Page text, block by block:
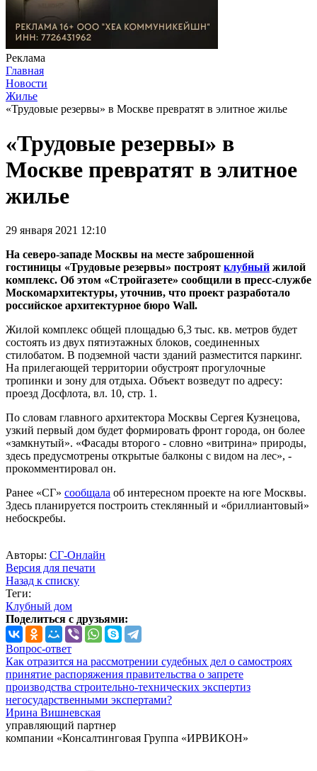
Реклама
Главная
Новости
Жилье
«Трудовые резервы» в Москве превратят в элитное жилье
«Трудовые резервы» в
Москве превратят в элитное
жилье
29 января 2021 12:10
На северо-западе Москвы на месте заброшенной
гостиницы «Трудовые резервы» построят клубный жилой
комплекс. Об этом «Стройгазете» сообщили в пресс-службе
Москомархитектуры, уточнив, что проект разработало
российское архитектурное бюро Wall.
Жилой комплекс общей площадью 6,3 тыс. кв. метров будет
состоять из двух пятиэтажных блоков, соединенных
стилобатом. В подземной части зданий разместится паркинг.
На прилегающей территории обустроят прогулочные
тропинки и зону для отдыха. Объект возведут по адресу:
проезд Досфлота, вл. 10, стр. 1.
По словам главного архитектора Москвы Сергея Кузнецова,
узкий первый дом будет формировать фронт города, он более
«замкнутый». «Фасады второго - словно «витрина» природы,
здесь предусмотрены открытые балконы с видом на лес», -
прокомментировал он.
Ранее «СГ» сообщала об интересном проекте на юге Москвы.
Здесь планируется построить стеклянный и «бриллиантовый»
небоскребы.
Авторы: СГ-Онлайн
Версия для печати
Назад к списку
Теги:
Клубный дом
Поделиться с друзьями:
Вопрос-ответ
Как отразится на рассмотрении судебных дел о самостроях
принятие распоряжения правительства о запрете
производства строительно-технических экспертиз
негосударственными экспертами?
Ирина Вишневская
управляющий партнер
компании «Консалтинговая Группа «ИРВИКОН»